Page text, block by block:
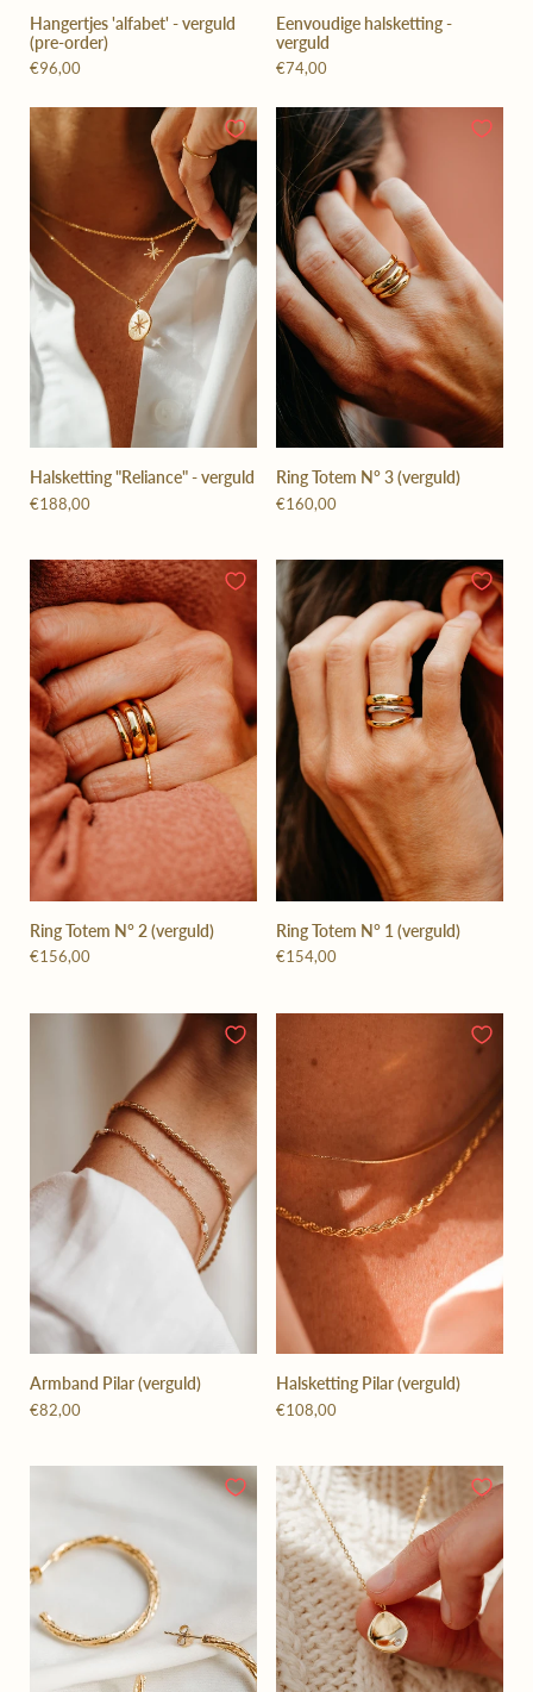
Hangertjes 'alfabet' - verguld
(pre-order)
€96,00
Eenvoudige halsketting -
verguld
€74,00
Halsketting "Reliance" - verguld
€188,00
Ring Totem N° 3 (verguld)
€160,00
Ring Totem N° 2 (verguld)
€156,00
Ring Totem N° 1 (verguld)
€154,00
Armband Pilar (verguld)
€82,00
Halsketting Pilar (verguld)
€108,00